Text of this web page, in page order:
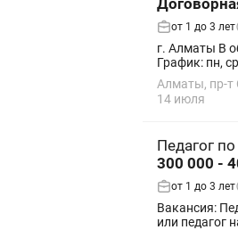
от 1 до 3 лет
г. Алматы В
График: пн,
Алматы, пр-т
14 июля
Педагог
300 000 -
от 1 до 3 лет
Вакансия: Педагог / Воспитатель В частный детский
или педагог